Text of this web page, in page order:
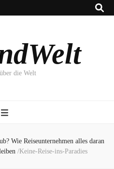
die Welt
Wie Reiseunternehmen alles daran
/Keine-Reise-ins-Paradies